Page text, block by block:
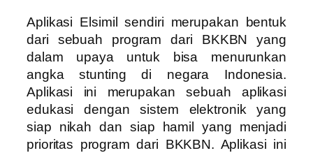
Aplikasi Elsimil sendiri merupakan bentuk
dari sebuah program dari BKKBN yang
dalam upaya untuk bisa menurunkan
angka stunting di negara Indonesia.
Aplikasi ini merupakan sebuah aplikasi
edukasi dengan sistem elektronik yang
siap nikah dan siap hamil yang menjadi
prioritas program dari BKKBN. Aplikasi ini